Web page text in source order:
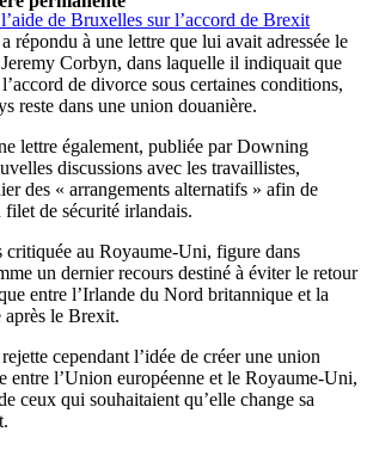
de Bruxelles sur l’accord de Brexit
répondu à une lettre que lui avait adressée le
Corbyn, dans laquelle il indiquait que
de divorce sous certaines conditions,
reste dans une union douanière.
lettre également, publiée par Downing
discussions avec les travaillistes,
des « arrangements alternatifs » afin de
de sécurité irlandais.
critiquée au Royaume-Uni, figure dans
un dernier recours destiné à éviter le retour
entre l’Irlande du Nord britannique et la
après le Brexit.
cependant l’idée de créer une union
entre l’Union européenne et le Royaume-Uni,
ceux qui souhaitaient qu’elle change sa